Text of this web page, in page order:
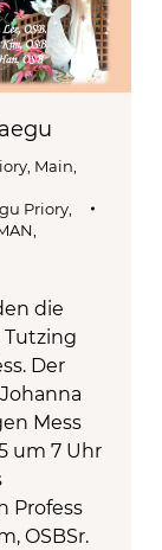
, Main,
Priory,
,
die
Der
Mess
um 7 Uhr
Profess
OSBSr.